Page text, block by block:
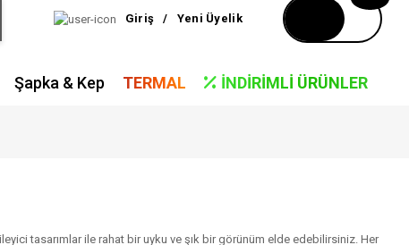
Giriş / Yeni Üyelik
Şapka & Kep TERMAL İNDIRIMLI ÜRÜNLER
tasarımlar ile rahat bir uyku ve şık bir görünüm elde edebilirsiniz. Her